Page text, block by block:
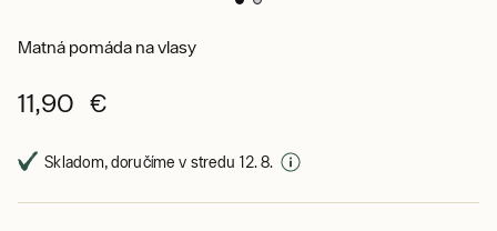
Matná pomáda na vlasy
11,90 €
Skladom, doručíme v stredu 12. 8.